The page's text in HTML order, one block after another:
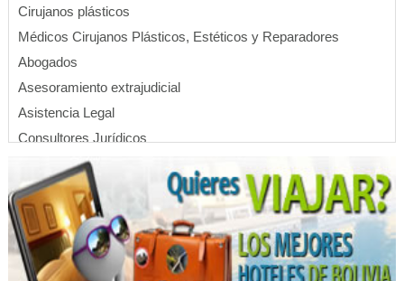
Cirujanos plásticos
Médicos Cirujanos Plásticos, Estéticos y Reparadores
Abogados
Asesoramiento extrajudicial
Asistencia Legal
Consultores Jurídicos
Estudios juridicos
Servicios Empresariales
Médicos Traumatólogos
Médico Cirujano
Médicos Ortopedistas